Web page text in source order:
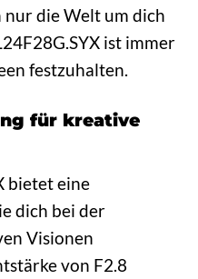
die Welt um dich
ist immer
festzuhalten.
für kreative
bietet eine
dich bei der
Visionen
von F2.8